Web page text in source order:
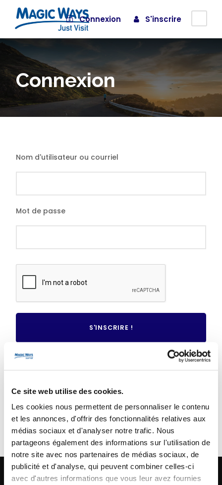
Ce site web utilise des cookies.
Les cookies nous permettent de personnaliser le contenu
et les annonces, d'offrir des fonctionnalités relatives aux
médias sociaux et d'analyser notre trafic. Nous
partageons également des informations sur l'utilisation de
notre site avec nos partenaires de médias sociaux, de
publicité et d'analyse, qui peuvent combiner celles-ci
avec d'autres informations que vous leur avez fournies
Connexion S'inscrire
Connexion
Nom d'utilisateur ou courriel
Mot de passe
Mot de passe oublié ?
VOUS N'AVEZ PAS DE COMPTE ?
CRÉER UN COMPTE